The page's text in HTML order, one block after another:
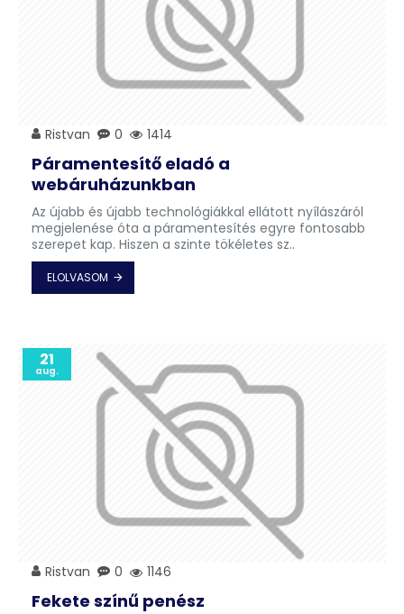
Ristvan 0 1414
Páramentesítő eladó a
webáruházunkban
Az újabb és újabb technológiákkal ellátott nyílászáról
megjelenése óta a páramentesítés egyre fontosabb
szerepet kap. Hiszen a szinte tökéletes sz..
ELOLVASOM
21
aug.
Ristvan 0 1146
Fekete színű penész